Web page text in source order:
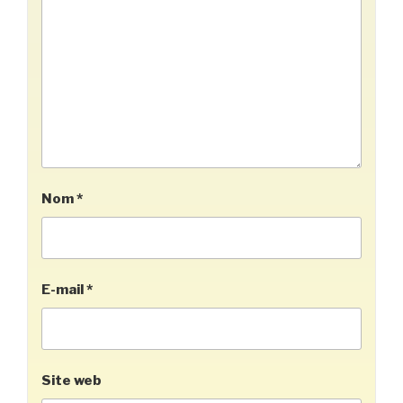
Nom*
E-mail *
Site web